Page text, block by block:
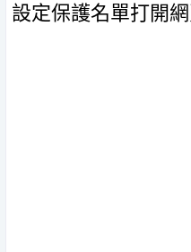
設定保護名單打開